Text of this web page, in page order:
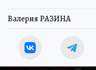
Валерия РАЗИНА